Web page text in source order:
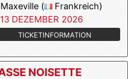
(
Frankreich)
DEZEMBER 2026
TICKETINFORMATION
NOISETTE